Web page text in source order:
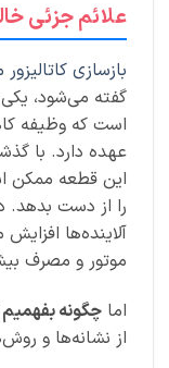
علائم جزئی
بازسازی
گفته می‌شود،
است که وظیفه
عهده دارد. با
این قطعه ممکن
را از دست بدهد.
آلاینده‌ها
موتور و مصرف
اما چگونه بفهمیم
از نشانه‌ها و